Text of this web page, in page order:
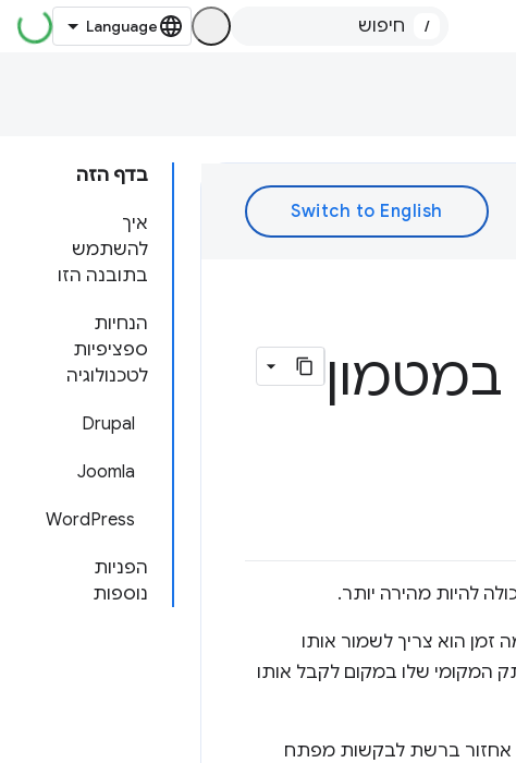
/
בדף הזה
איך
להשתמש
בתובנה הזו
הנחיות
ספציפיות
לטכנולוגיה
Drupal
Joomla
WordPress
הפניות
נוספות
במטמון
להיות מהירה יותר.
הוא צריך לשמור אותו
המקומי שלו במקום לקבל אותו
אחזור ברשת לבקשות מפתח